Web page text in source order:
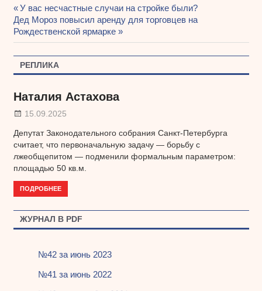
Навигация
по
записям
Предыдущая
запись:
У вас несчастные случаи на стройке были?
Следующая
запись:
Дед Мороз повысил аренду для торговцев на
Рождественской ярмарке
РЕПЛИКА
Наталия Астахова
15.09.2025
Депутат Законодательного собрания Санкт-Петербурга
считает, что первоначальную задачу — борьбу с
лжеобщепитом — подменили формальным параметром:
площадью 50 кв.м.
ПОДРОБНЕЕ
ЖУРНАЛ В PDF
№42 за июнь 2023
№41 за июнь 2022